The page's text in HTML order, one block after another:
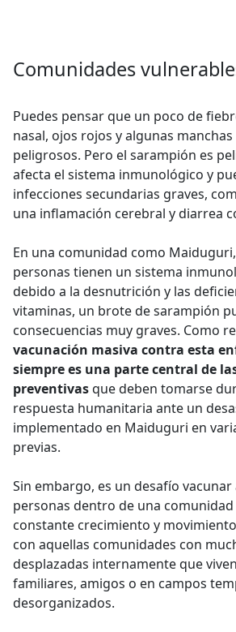
Comunidades
Puedes pensar que un poco de
nasal, ojos rojos y algunas
peligrosos. Pero el sarampión es
afecta el sistema inmunológico y
infecciones secundarias graves,
una inflamación cerebral y diarrea
En una comunidad como
personas tienen un sistema
debido a la desnutrición y las
vitaminas, un brote de sarampión
consecuencias muy graves. Como
vacunación masiva contra esta
siempre es una parte central de
preventivasque deben tomarse
respuesta humanitaria ante un
implementado en Maiduguri en
previas.
Sin embargo, es un desafío vacunar
personas dentro de una comunidad
constante crecimiento y
con aquellas comunidades con
desplazadas internamente que
familiares, amigos o en campos
desorganizados.